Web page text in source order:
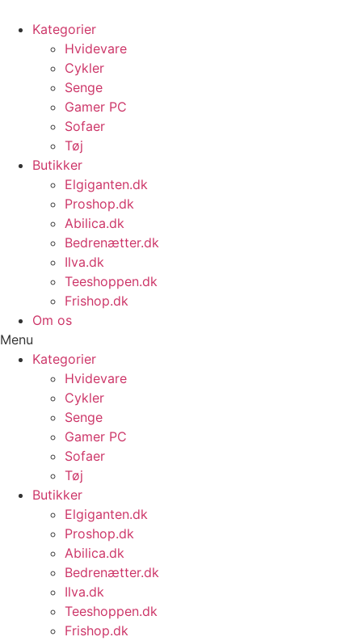
Kategorier
Hvidevare
Cykler
Senge
Gamer PC
Sofaer
Tøj
Butikker
Elgiganten.dk
Proshop.dk
Abilica.dk
Bedrenætter.dk
Ilva.dk
Teeshoppen.dk
Frishop.dk
Om os
Menu
Kategorier
Hvidevare
Cykler
Senge
Gamer PC
Sofaer
Tøj
Butikker
Elgiganten.dk
Proshop.dk
Abilica.dk
Bedrenætter.dk
Ilva.dk
Teeshoppen.dk
Frishop.dk